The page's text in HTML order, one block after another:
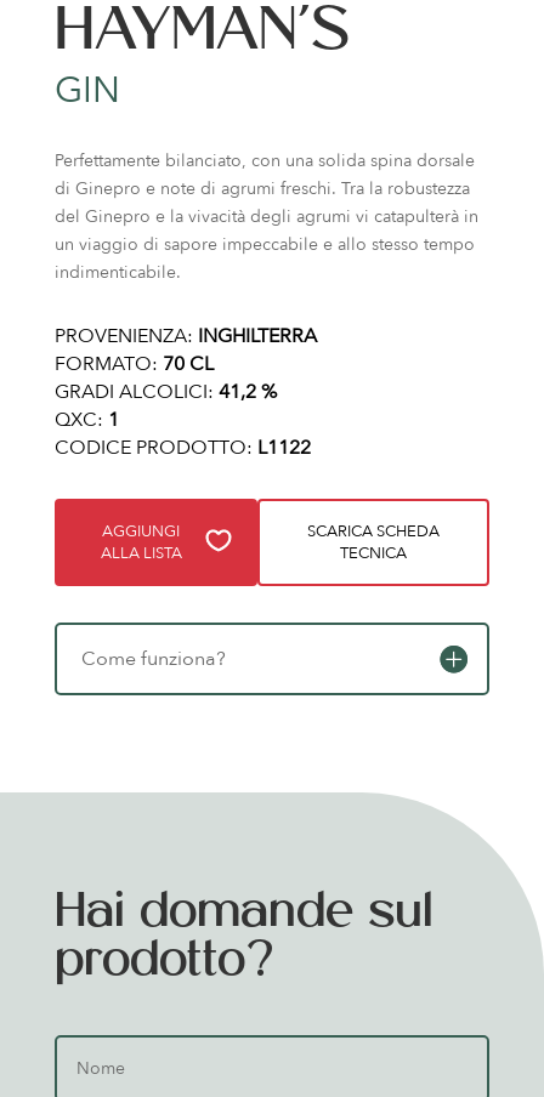
HAYMAN’S
GIN
Perfettamente bilanciato, con una solida spina dorsale
di Ginepro e note di agrumi freschi. Tra la robustezza
del Ginepro e la vivacità degli agrumi vi catapulterà in
un viaggio di sapore impeccabile e allo stesso tempo
indimenticabile.
PROVENIENZA: INGHILTERRA
FORMATO: 70 CL
GRADI ALCOLICI: 41,2 %
QXC: 1
CODICE PRODOTTO: L1122
AGGIUNGI
ALLA LISTA
SCARICA SCHEDA
TECNICA
Come funziona?
Hai domande sul
prodotto?